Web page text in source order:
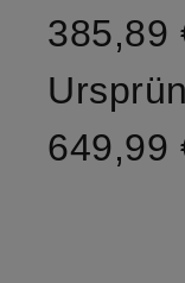
385,89
649,99